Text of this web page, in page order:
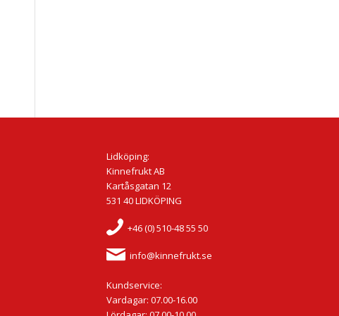
Lidköping:
Kinnefrukt AB
Kartåsgatan 12
531 40 LIDKÖPING
+46 (0) 510-48 55 50
info@kinnefrukt.se
Kundservice:
Vardagar: 07.00-16.00